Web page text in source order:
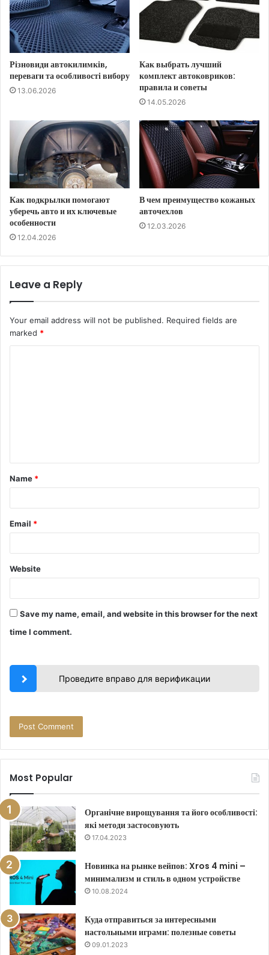
Різновиди автокилимків,
переваги та особливості вибору
13.06.2026
Как выбрать лучший
комплект автоковриков:
правила и советы
14.05.2026
Как подкрылки помогают
уберечь авто и их ключевые
особенности
12.04.2026
В чем преимущество кожаных
авточехлов
12.03.2026
Leave a Reply
Your email address will not be published. Required fields are
marked *
t
*
Name *
Email *
Website
Save my name, email, and website in this browser for the next
time I comment.
Проведите вправо для верификации
Most Popular
Органічне вирощування та його особливості:
які методи застосовують
17.04.2023
Новинка на рынке вейпов: Xros 4 mini –
минимализм и стиль в одном устройстве
10.08.2024
Куда отправиться за интересными
настольными играми: полезные советы
09.01.2023